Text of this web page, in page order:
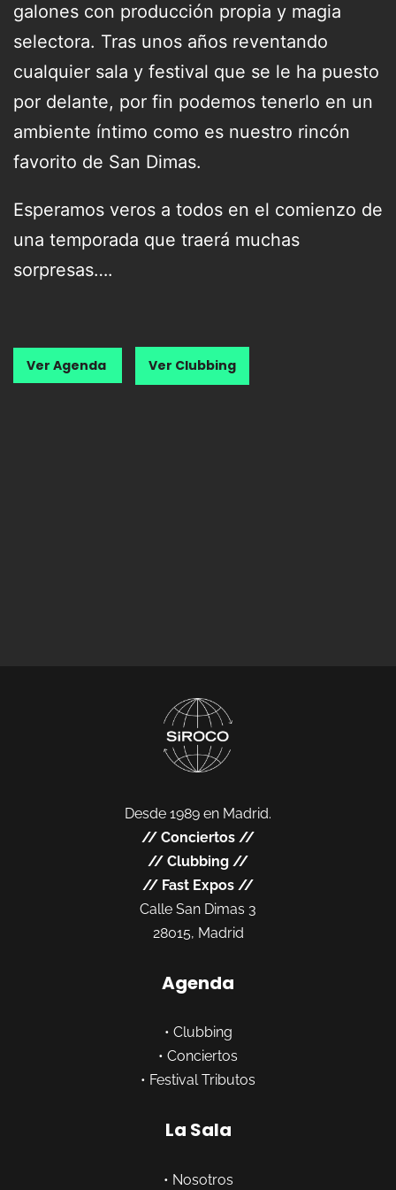
galones con producción propia y magia
selectora. Tras unos años reventando
cualquier sala y festival que se le ha puesto
por delante, por fin podemos tenerlo en un
ambiente íntimo como es nuestro rincón
favorito de San Dimas.
Esperamos veros a todos en el comienzo de
una temporada que traerá muchas
sorpresas….
Ver Agenda Ver Clubbing
Desde 1989 en Madrid.
// Conciertos //
// Clubbing //
// Fast Expos //
Calle San Dimas 3
28015, Madrid
Agenda
• Clubbing
• Conciertos
• Festival Tributos
La Sala
• Nosotros